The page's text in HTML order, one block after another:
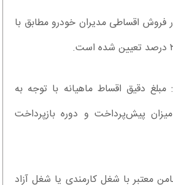
فروش اقساطی مدیران خودرو مطابق با
مبلغ دقیق اقساط ماهیانه با توجه به
پیش‌پرداخت و دوره بازپرداخت
معتبر با شغل کارمندی یا شغل آزاد